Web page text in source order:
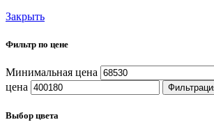
Закрыть
Фильтр по цене
Минимальная цена
цена
Выбор цвета